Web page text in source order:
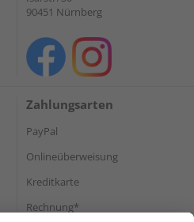
90451 Nürnberg
Zahlungsarten
PayPal
Onlineüberweisung
Kreditkarte
Rechnung*